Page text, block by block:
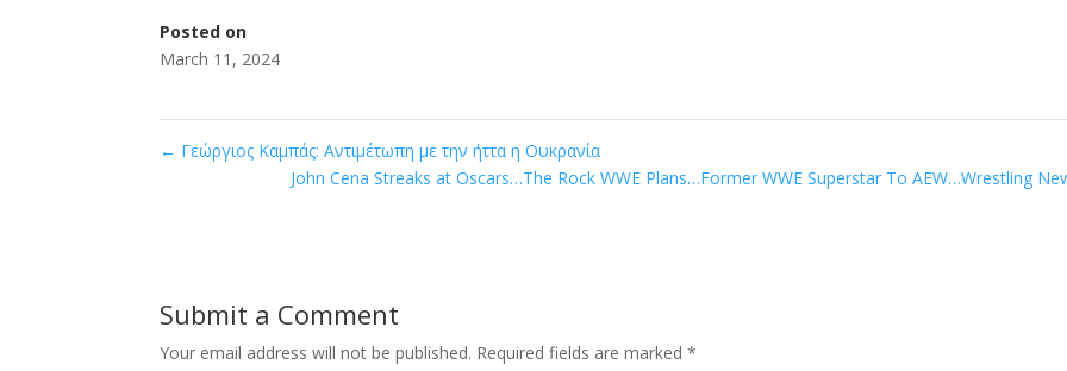
Posted on
March 11, 2024
← Γεώργιος Καμπάς: Αντιμέτωπη με την ήττα η Ουκρανία
John Cena Streaks at Oscars…The Rock WWE Plans…Former WWE Superstar To AEW…Wrestling
Submit a Comment
Your email address will not be published. Required fields are marked*